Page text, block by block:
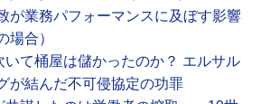
が業務パフォーマンスに及ぼす影響
場合）
て桶屋は儲かったのか？ エルサル
が結んだ不可侵協定の功罪